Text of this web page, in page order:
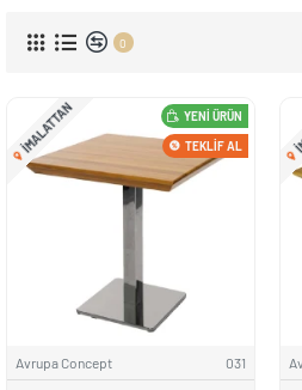
0
YENI ÜRÜN
IMALATTAN TEKLIF AL
Avrupa Concept 031